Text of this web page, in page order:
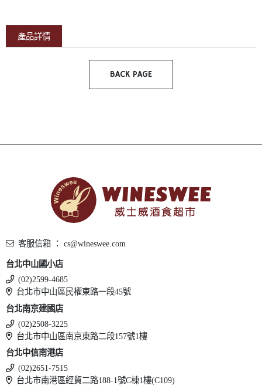
產品詳情
BACK PAGE
客服信箱 ： cs@wineswee.com
台北中山國小店
(02)2599-4685
台北市中山區民權東路一段45號
台北南京建國店
(02)2508-3225
台北市中山區南京東路二段157號1樓
台北中信南港店
(02)2651-7515
台北市南港區經貿二路188-1號C棟1樓(C109)